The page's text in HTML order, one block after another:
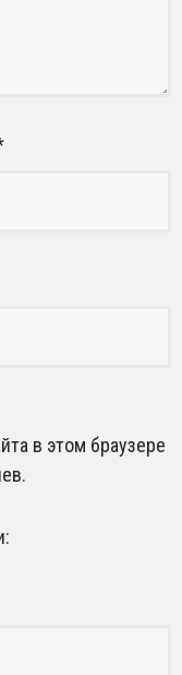
в этом браузере